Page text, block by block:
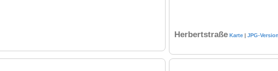
Herbertstraße Karte | JPG-Version